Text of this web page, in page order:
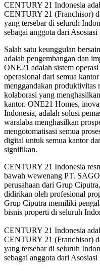
CENTURY 21 Indonesia
CENTURY 21 (Franchisor)
yang tersebar di seluruh
sebagai anggota dari
Salah satu keunggulan
adalah pengembangan dan
ONE21 adalah sistem
operasional dari semua
menggandakan produktivitas
kolaborasi yang
kantor. ONE21 Homes,
Indonesia, adalah solusi
waralaba menghasilkan
mengotomatisasi semua
digital untuk semua kantor
signifikan.
CENTURY 21 Indonesia
bawah wewenang PT.
perusahaan dari Grup
didirikan oleh profesional
Grup Ciputra memiliki
bisnis properti di seluruh
CENTURY 21 Indonesia
CENTURY 21 (Franchisor)
yang tersebar di seluruh
sebagai anggota dari